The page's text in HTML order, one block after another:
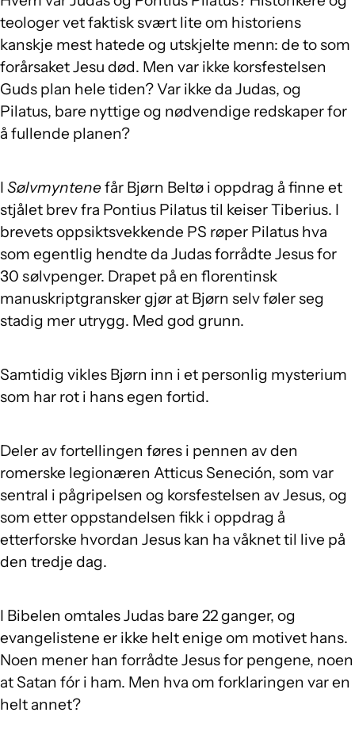
teologer vet faktisk svært lite om historiens
kanskje mest hatede og utskjelte menn: de to som
forårsaket Jesu død. Men var ikke korsfestelsen
Guds plan hele tiden? Var ikke da Judas, og
Pilatus, bare nyttige og nødvendige redskaper for
å fullende planen?
I Sølvmyntenefår Bjørn Beltø i oppdrag å finne et
stjålet brev fra Pontius Pilatus til keiser Tiberius. I
brevets oppsiktsvekkende PS røper Pilatus hva
som egentlig hendte da Judas forrådte Jesus for
30 sølvpenger. Drapet på en florentinsk
manuskriptgransker gjør at Bjørn selv føler seg
stadig mer utrygg. Med god grunn.
Samtidig vikles Bjørn inn i et personlig mysterium
som har rot i hans egen fortid.
Deler av fortellingen føres i pennen av den
romerske legionæren Atticus Seneción, som var
sentral i pågripelsen og korsfestelsen av Jesus, og
som etter oppstandelsen fikk i oppdrag å
etterforske hvordan Jesus kan ha våknet til live på
den tredje dag.
I Bibelen omtales Judas bare 22 ganger, og
evangelistene er ikke helt enige om motivet hans.
Noen mener han forrådte Jesus for pengene, noen
at Satan fór i ham. Men hva om forklaringen var en
helt annet?